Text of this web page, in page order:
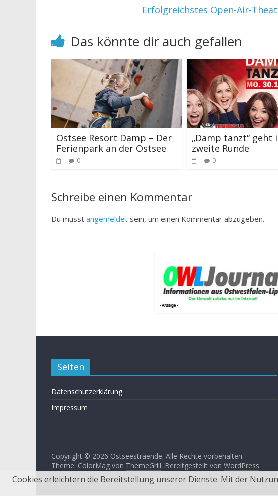
Erfolgreichstes Open-Air-
Das könnte dir auch gefallen
Ostsee Resort Damp – Der
Ferienpark an der Ostsee
0
„Damp tanzt“ geht
zweite Runde
0
Schreibe einen Kommentar
Du musst angemeldet sein, um einen Kommentar abzugeben.
Seiten
Datenschutzerklärung
Impressum
Copyright © 2026 Ostseestraende. Alle Rechte vorbehalten.
Theme: ColorMag von ThemeGrill. Bereitgestellt von WordPress.
Cookies erleichtern die Bereitstellung unserer Dienste. Mit der